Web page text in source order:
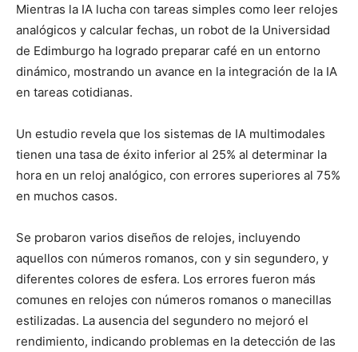
Mientras la IA lucha con tareas simples como leer relojes
analógicos y calcular fechas, un robot de la Universidad
de Edimburgo ha logrado preparar café en un entorno
dinámico, mostrando un avance en la integración de la IA
en tareas cotidianas.
Un estudio revela que los sistemas de IA multimodales
tienen una tasa de éxito inferior al 25% al determinar la
hora en un reloj analógico, con errores superiores al 75%
en muchos casos.
Se probaron varios diseños de relojes, incluyendo
aquellos con números romanos, con y sin segundero, y
diferentes colores de esfera. Los errores fueron más
comunes en relojes con números romanos o manecillas
estilizadas. La ausencia del segundero no mejoró el
rendimiento, indicando problemas en la detección de las